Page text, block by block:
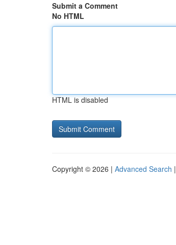
Submit a Comment
No HTML
HTML is disabled
Copyright © 2026 | Advanced Search |